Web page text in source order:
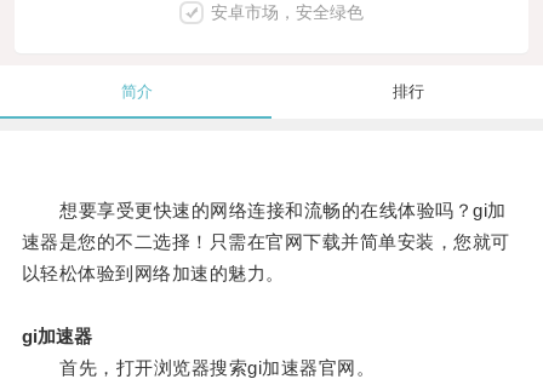
安卓市场，安全绿色
简介 排行
想要享受更快速的网络连接和流畅的在线体验吗？gi加
速器是您的不二选择！只需在官网下载并简单安装，您就可
以轻松体验到网络加速的魅力。
gi加速器
首先，打开浏览器搜索gi加速器官网。